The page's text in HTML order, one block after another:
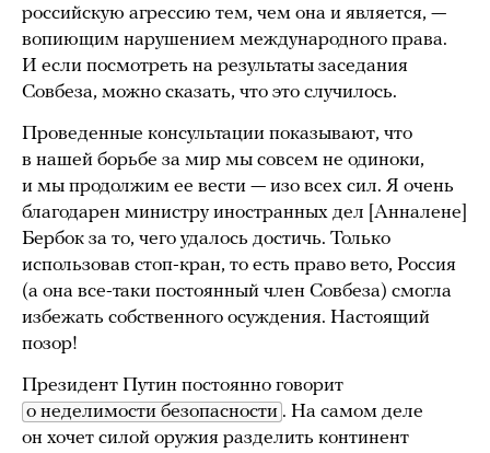
российскую агрессию тем, чем она и является, —
вопиющим нарушением международного права.
И если посмотреть на результаты заседания
Совбеза, можно сказать, что это случилось.
Проведенные консультации показывают, что
в нашей борьбе за мир мы совсем не одиноки,
и мы продолжим ее вести — изо всех сил. Я очень
благодарен министру иностранных дел [Анналене]
Бербок за то, чего удалось достичь. Только
использовав стоп-кран, то есть право вето, Россия
(а она все-таки постоянный член Совбеза) смогла
избежать собственного осуждения. Настоящий
позор!
Президент Путин постоянно говорит
о неделимости безопасности . На самом деле
он хочет силой оружия разделить континент